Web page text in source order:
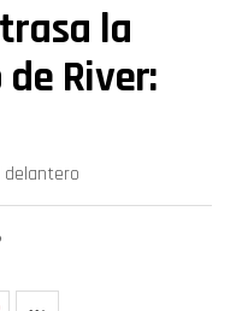
la
River:
delantero